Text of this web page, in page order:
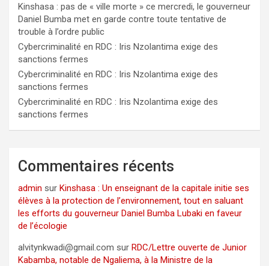
Kinshasa : pas de « ville morte » ce mercredi, le gouverneur
Daniel Bumba met en garde contre toute tentative de
trouble à l’ordre public
Cybercriminalité en RDC : Iris Nzolantima exige des
sanctions fermes
Cybercriminalité en RDC : Iris Nzolantima exige des
sanctions fermes
Cybercriminalité en RDC : Iris Nzolantima exige des
sanctions fermes
Commentaires récents
admin sur Kinshasa : Un enseignant de la capitale initie ses
élèves à la protection de l’environnement, tout en saluant
les efforts du gouverneur Daniel Bumba Lubaki en faveur
de l’écologie
alvitynkwadi@gmail.com sur RDC/Lettre ouverte de Junior
Kabamba, notable de Ngaliema, à la Ministre de la